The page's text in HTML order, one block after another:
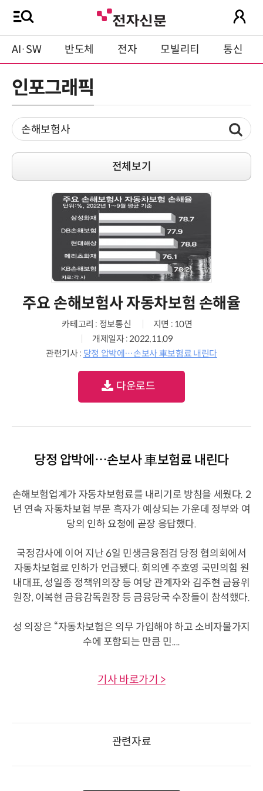
AI·SW 반도체 전자 모빌리티 통신
인포그래픽
전체보기
주요 손해보험사 자동차보험 손해율
카테고리 : 정보통신
지면 : 10면
개제일자 : 2022.11.09
관련기사 : 당정 압박에…손보사 車보험료 내린다
다운로드
당정 압박에…손보사 車보험료 내린다
손해보험업계가 자동차보험료를 내리기로 방침을 세웠다. 2
년 연속 자동차보험 부문 흑자가 예상되는 가운데 정부와 여
당의 인하 요청에 곧장 응답했다.
국정감사에 이어 지난 6일 민생금융점검 당정 협의회에서
자동차보험료 인하가 언급됐다. 회의엔 주호영 국민의힘 원
내대표, 성일종 정책위의장 등 여당 관계자와 김주현 금융위
원장, 이복현 금융감독원장 등 금융당국 수장들이 참석했다.
성 의장은 “자동차보험은 의무 가입해야 하고 소비자물가지
수에 포함되는 만큼 민....
기사 바로가기 >
관련자료